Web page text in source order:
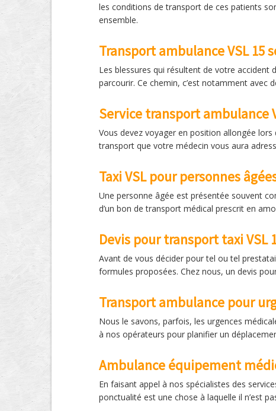
les conditions de transport de ces patients
ensemble.
Transport ambulance VSL 15
Les blessures qui résultent de votre
parcourir. Ce chemin, c’est notamment avec
Service transport ambulance
Vous devez voyager en position allongée
transport que votre médecin vous aura
Taxi VSL pour personnes
Une personne âgée est présentée souvent
d’un bon de transport médical prescrit en
Devis pour transport taxi VSL
Avant de vous décider pour tel ou tel
formules proposées. Chez nous, un devis
Transport ambulance pour
Nous le savons, parfois, les urgences
à nos opérateurs pour planifier un
Ambulance équipement
En faisant appel à nos spécialistes des
ponctualité est une chose à laquelle il n’est